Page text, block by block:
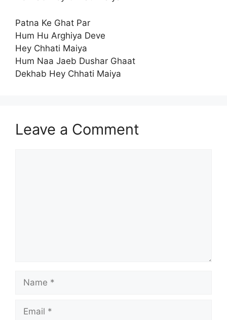
Patna Ke Ghat Par
Hum Hu Arghiya Deve
Hey Chhati Maiya
Hum Naa Jaeb Dushar Ghaat
Dekhab Hey Chhati Maiya
Leave a Comment